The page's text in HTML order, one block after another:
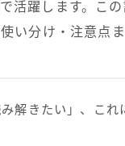
活躍します。こ
い分け・注意点ま
解きたい」、これ